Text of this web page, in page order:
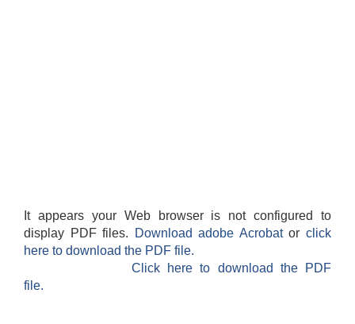
It appears your Web browser is not configured to
display PDF files.
Download adobe Acrobatorclick
here to download the PDF file.
Click here to download the PDF
file.